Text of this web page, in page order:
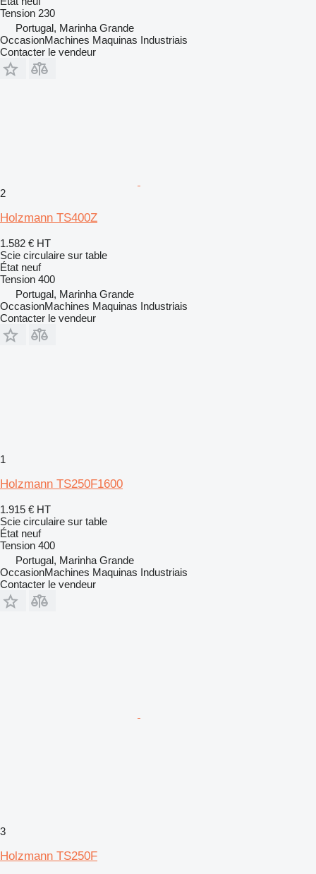
Tension 230
Portugal, Marinha Grande
OccasionMachines Maquinas Industriais
Contacter le vendeur
2
Holzmann TS400Z
1.582 € HT
Scie circulaire sur table
État neuf
Tension 400
Portugal, Marinha Grande
OccasionMachines Maquinas Industriais
Contacter le vendeur
1
Holzmann TS250F1600
1.915 € HT
Scie circulaire sur table
État neuf
Tension 400
Portugal, Marinha Grande
OccasionMachines Maquinas Industriais
Contacter le vendeur
3
Holzmann TS250F